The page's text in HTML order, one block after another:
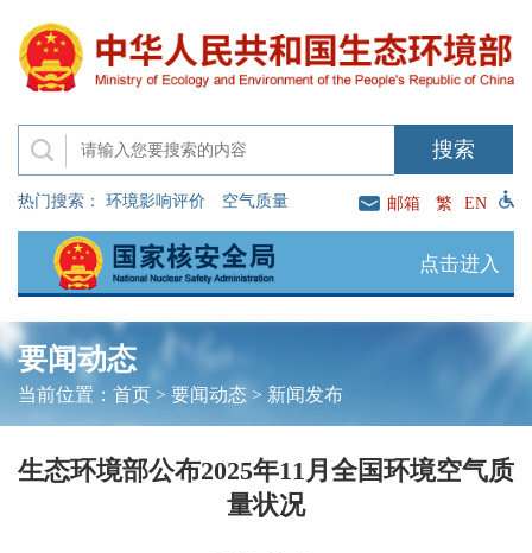
热门搜索： 环境影响评价 空气质量 邮箱 繁 EN
点击进入
要闻动态
当前位置： 首页> 要闻动态 > 新闻发布
生态环境部公布2025年11月全国环境空气质
量状况